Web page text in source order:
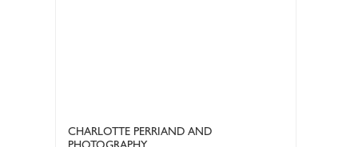
CHARLOTTE PERRIAND AND